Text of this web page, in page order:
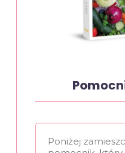
Poniżej